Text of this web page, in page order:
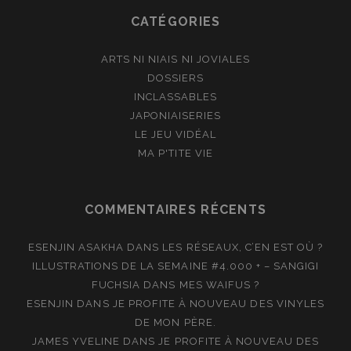
CATÉGORIES
ARTS NI NIAIS NI JOVIALES
DOSSIERS
INCLASSABLES
JAPONIAISERIES
LE JEU VIDÉAL
MA P'TITE VIE
COMMENTAIRES RÉCENTS
ESENJIN ASAKHA DANS LES RÉSEAUX, C’EN EST OÙ ?
ILLUSTRATIONS DE LA SEMAINE #4.000 + – SANGIGI
FUCHSIA DANS MES WAIFUS ?
ESENJIN DANS JE PROFITE À NOUVEAU DES VINYLES
DE MON PÈRE.
JAMES YVELINE DANSJE PROFITE À NOUVEAU DES